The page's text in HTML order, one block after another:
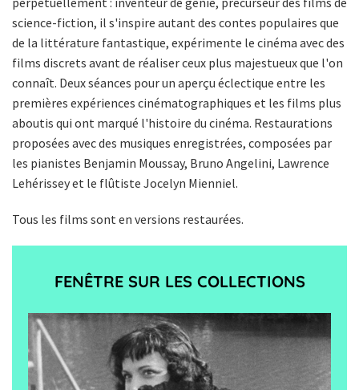
science-fiction, il s'inspire autant des contes populaires que
de la littérature fantastique, expérimente le cinéma avec des
films discrets avant de réaliser ceux plus majestueux que l'on
connaît. Deux séances pour un aperçu éclectique entre les
premières expériences cinématographiques et les films plus
aboutis qui ont marqué l'histoire du cinéma. Restaurations
proposées avec des musiques enregistrées, composées par
les pianistes Benjamin Moussay, Bruno Angelini, Lawrence
Lehérissey et le flûtiste Jocelyn Mienniel.
Tous les films sont en versions restaurées.
FENÊTRE SUR LES COLLECTIONS